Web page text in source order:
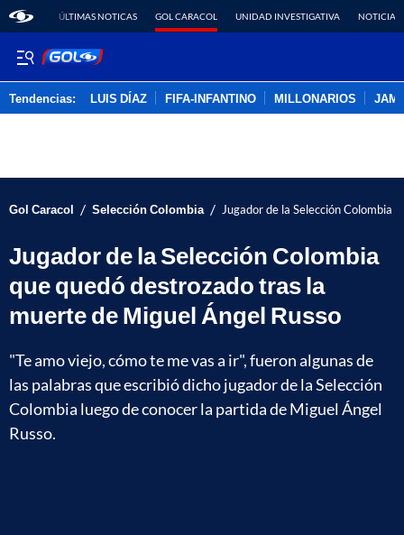
ÚLTIMAS NOTICAS GOL CARACOL UNIDAD INVESTIGATIVA NOTICIAS
Tendencias: LUIS DÍAZ FIFA-INFANTINO MILLONARIOS
Gol Caracol / Selección Colombia / Jugador de la Selección Colombia
Jugador de la Selección Colombia
que quedó destrozado tras la
muerte de Miguel Ángel Russo
"Te amo viejo, cómo te me vas a ir", fueron algunas de
las palabras que escribió dicho jugador de la Selección
Colombia luego de conocer la partida de Miguel Ángel
Russo.